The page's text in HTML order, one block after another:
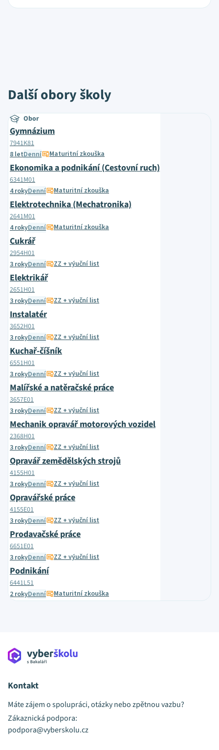
Další obory školy
Obor
Gymnázium
7941K81
8 letDenní Maturitní zkouška
Ekonomika a podnikání (Cestovní ruch)
6341M01
4 rokyDenní Maturitní zkouška
Elektrotechnika (Mechatronika)
2641M01
4 rokyDenní Maturitní zkouška
Cukrář
2954H01
3 rokyDenní ZZ + výuční list
Elektrikář
2651H01
3 rokyDenní ZZ + výuční list
Instalatér
3652H01
3 rokyDenní ZZ + výuční list
Kuchař-číšník
6551H01
3 rokyDenní ZZ + výuční list
Malířské a natěračské práce
3657E01
3 rokyDenní ZZ + výuční list
Mechanik opravář motorových vozidel
2368H01
3 rokyDenní ZZ + výuční list
Opravář zemědělských strojů
4155H01
3 rokyDenní ZZ + výuční list
Opravářské práce
4155E01
3 rokyDenní ZZ + výuční list
Prodavačské práce
6651E01
3 rokyDenní ZZ + výuční list
Podnikání
6441L51
2 rokyDenní Maturitní zkouška
Kontakt
Máte zájem o spolupráci, otázky nebo zpětnou vazbu?
Zákaznická podpora:
podpora@vyberskolu.cz